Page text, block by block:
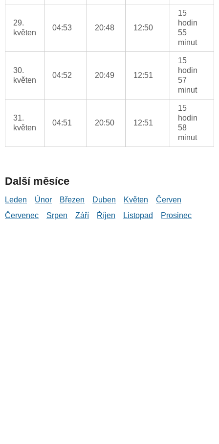
29.
květen
04:53 20:48 12:50
15
hodin
55
minut
30.
květen
04:52 20:49 12:51
15
hodin
57
minut
31.
květen
04:51 20:50 12:51
15
hodin
58
minut
Další měsíce
Leden Únor Březen Duben Květen
Červen
Červenec
Srpen Září Říjen Listopad Prosinec